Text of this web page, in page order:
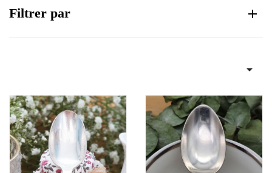
Filtrer par
